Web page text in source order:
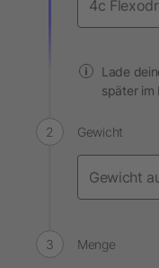
Lade
später im
Gewicht
Menge